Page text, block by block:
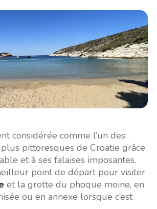
considérée comme l’un des
pittoresques de Croatie grâce
et à ses falaises imposantes.
point de départ pour visiter
et la grotte du phoque moine, en
ou en annexe lorsque c’est